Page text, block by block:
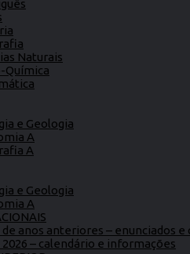
Naturais
Química
e Geologia
A
A
e Geologia
A
de anos anteriores – enunciados
2026 – calendário e informações